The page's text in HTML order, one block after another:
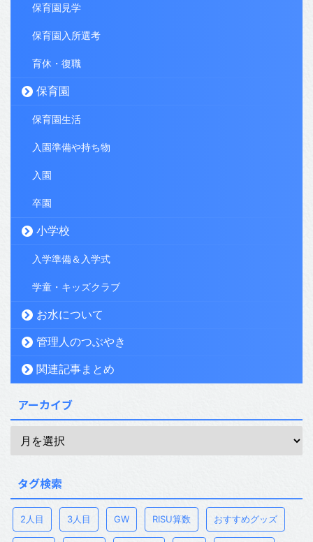
保育園見学
保育園入所選考
育休・復職
保育園
保育園生活
入園準備や持ち物
入園
卒園
小学校
入学準備＆入学式
学童・キッズクラブ
お水について
管理人のつぶやき
関連記事まとめ
アーカイブ
タグ検索
2人目 3人目 GW RISU算数 おすすめグッズ